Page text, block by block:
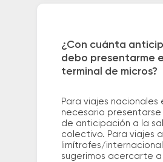
¿Con cuánta
debo presentarme
terminal de micros?
Para viajes nacionales
necesario presentarse
de anticipación a la
colectivo. Para viajes
limítrofes/
sugerimos acercarte a